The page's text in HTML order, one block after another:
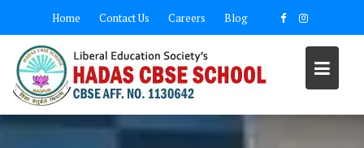
content
Home Contact Us Careers Blog